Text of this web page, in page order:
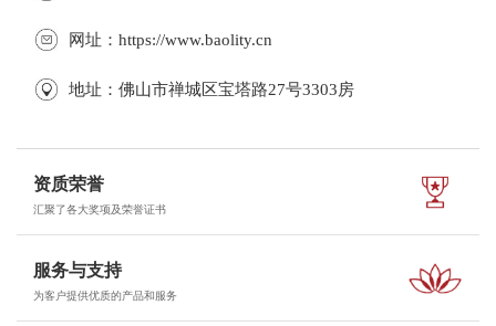
网址：https://www.baolity.cn
地址：佛山市禅城区宝塔路27号3303房
资质荣誉
汇聚了各大奖项及荣誉证书
服务与支持
为客户提供优质的产品和服务